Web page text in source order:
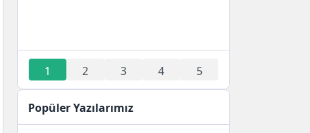
1 2 3 4 5
Popüler Yazılarımız